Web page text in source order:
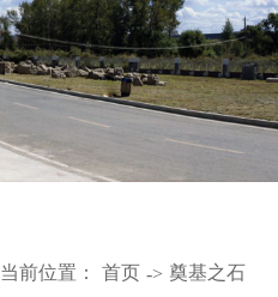
当前位置： 首页 -> 奠基之石